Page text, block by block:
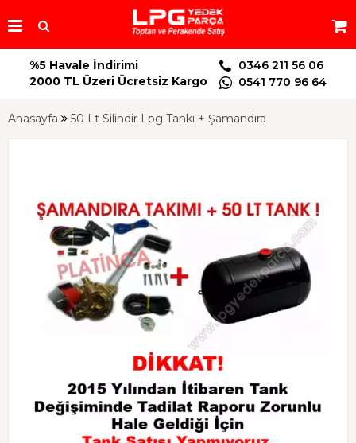
%5 Havale İndirimi
2000 TL Üzeri Ücretsiz Kargo
0346 211 56 06
0541 770 96 64
Anasayfa 50 Lt Silindir Lpg Tankı + Şamandıra